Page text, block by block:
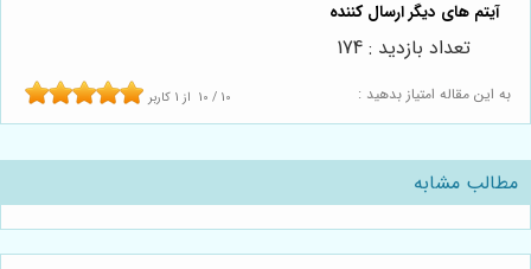
به این مقاله امتیاز بدهید : 10 / 10 از1 کاربر
تعداد بازدید : 174
مطالب مشابه